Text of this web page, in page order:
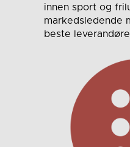
innen sport og
markedsledende
beste